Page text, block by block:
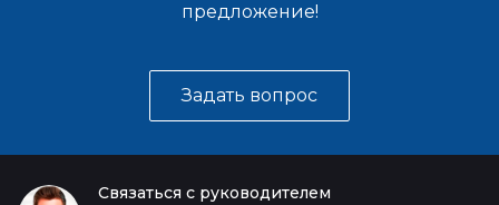
предложение!
Задать вопрос
Связаться с руководителем